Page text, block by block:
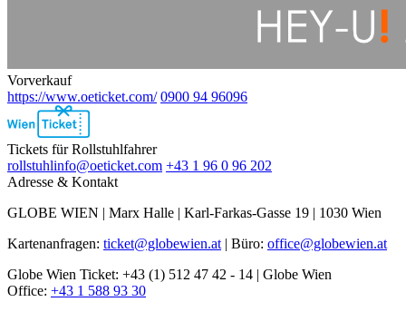
Vorverkauf
https://www.oeticket.com/ 0900 94 96096
Ebene
2
Tickets für Rollstuhlfahrer
rollstuhlinfo@oeticket.com +43 1 96 0 96 202
Adresse & Kontakt
GLOBE WIEN | Marx Halle | Karl-Farkas-Gasse 19 | 1030 Wien
Kartenanfragen: ticket@globewien.at | Büro: office@globewien.at
Globe Wien Ticket: +43 (1) 512 47 42 - 14 | Globe Wien
Office: +43 1 588 93 30